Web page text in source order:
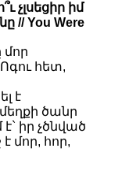
չլսեցիր իմ
// You Were
մոր
հետ,
է
ծանր
իր չծնված
մոր, հոր,